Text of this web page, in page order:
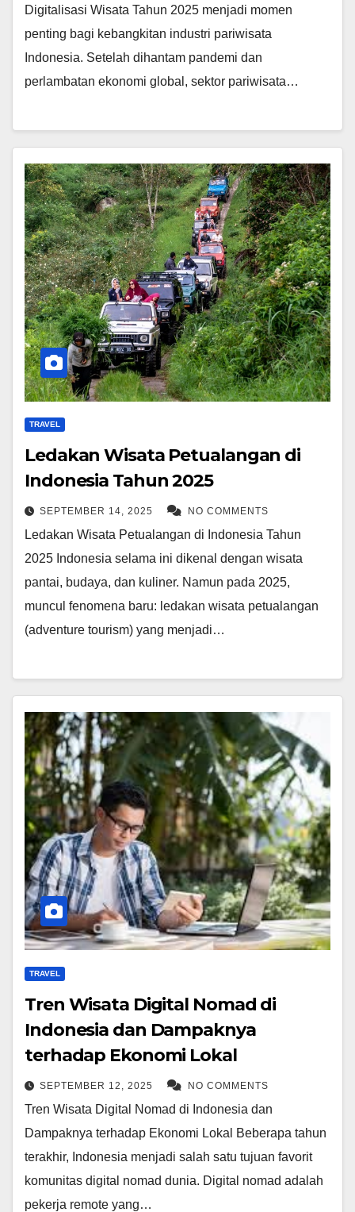
Digitalisasi Wisata Tahun 2025 menjadi momen
penting bagi kebangkitan industri pariwisata
Indonesia. Setelah dihantam pandemi dan
perlambatan ekonomi global, sektor pariwisata…
TRAVEL
Ledakan Wisata Petualangan di
Indonesia Tahun 2025
SEPTEMBER 14, 2025 NO COMMENTS
Ledakan Wisata Petualangan di Indonesia Tahun
2025 Indonesia selama ini dikenal dengan wisata
pantai, budaya, dan kuliner. Namun pada 2025,
muncul fenomena baru: ledakan wisata petualangan
(adventure tourism) yang menjadi…
TRAVEL
Tren Wisata Digital Nomad di
Indonesia dan Dampaknya
terhadap Ekonomi Lokal
SEPTEMBER 12, 2025 NO COMMENTS
Tren Wisata Digital Nomad di Indonesia dan
Dampaknya terhadap Ekonomi Lokal Beberapa tahun
terakhir, Indonesia menjadi salah satu tujuan favorit
komunitas digital nomad dunia. Digital nomad adalah
pekerja remote yang…